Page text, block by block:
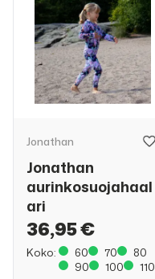
Jonathan
Jonathan
aurinkosuojahaal
ari
36,95 €
Koko: 60 70
80
90
100 110